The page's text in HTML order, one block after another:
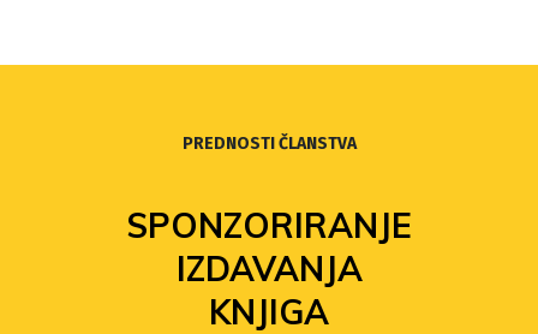
PREDNOSTI ČLANSTVA
SPONZORIRANJE
IZDAVANJA
KNJIGA